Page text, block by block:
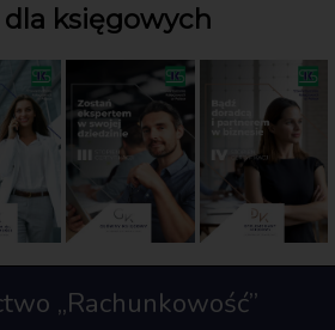
dla księgowych
„Rachunkowość”